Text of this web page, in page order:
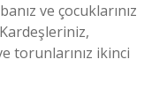
ve çocuklarınız
torunlarınız ikinci